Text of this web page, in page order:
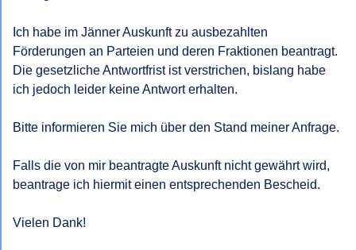
Ich habe im Jänner Auskunft zu ausbezahlten
Förderungen an Parteien und deren Fraktionen beantragt.
Die gesetzliche Antwortfrist ist verstrichen, bislang habe
ich jedoch leider keine Antwort erhalten.
Bitte informieren Sie mich über den Stand meiner Anfrage.
Falls die von mir beantragte Auskunft nicht gewährt wird,
beantrage ich hiermit einen entsprechenden Bescheid.
Vielen Dank!